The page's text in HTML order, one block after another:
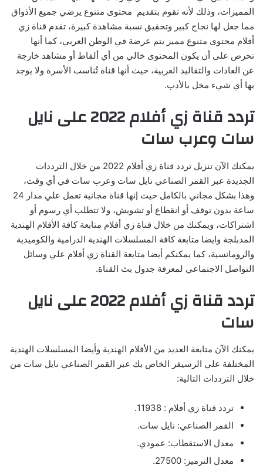
المميزات، وذلك لأنه تقوم بتقديم محتوى متنوع يرضي جميع الأذواق
مما جعل لها نجاح كبير وتحقيق نسبة مشاهدة كبيرة، تقدم قناة زي
أفلام محتوى متنوع مميز يتم عرضة في الوطن العربي، كما أنها
تحرص على أن يكون المحتوى خالي من أي ألفاظ أو مشاهد خارجة
عن العادات والتقاليد العربية، حيث أنها قناة تُناسب الأسرة ولا يوجد
بها أي شيء مخل بالأدب.
تردد قناة زي أفلام 2022 على نايل
سات وعرب سات
يمكنك الآن تنزيل تردد قناة زي أفلام 2022 من خلال الترددات
الجديدة عبر القمر الصناعي نايل سات وعرب سات في أي وقت،
وهذا بشكل مجاني بالكامل حيث إنها قناة مجانية تعمل علي مدار 24
ساعة بدون توقف أو انقطاع أو تشويش، ولا تتطلب أي رسوم أو
اشتراكات، ويمكنك من خلال قناة زي أفلام متابعة كافة الأفلام الهندية
المدبلجة وايضا متابعة كافة المسلسلات الهندية الدرامية والكوميدية
والرومانسية، كما يمكنكم أيضا متابعة القناة زي أفلام علي وسائل
التواصل الاجتماعي لمعرفة جدول بث القناة.
تردد قناة زي أفلام 2022 على نايل
سات
يمكنك الآن متابعة العديد من الأفلام الهندية وأيضا المسلسلات الهندية
المختلفة علي الرسيفر الخاص بك عبر القمر الصناعي نايل سات من
خلال الترددات التالية:
تردد قناة زي أفلام : 11938.
القمر الصناعي: نايل سات.
معدل الاستقطاب: عمودي.
معدل الترميز: 27500.